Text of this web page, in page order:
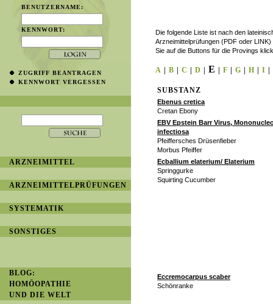
Die folgende Liste ist nach den
Arzneimittelprüfungen (PDF oder
Sie auf die Buttons für die Provings
A B C D E F G H I
SUBSTANZ
Ebenus cretica
Cretan Ebony
EBV Epstein Barr Virus,
infectiosa
Pfeiffersches Drüsenfieber
Morbus Pfeiffer
Ecballium elaterium/ Elaterium
Springgurke
Squirting Cucumber
Eccremocarpus scaber
Schönranke
BENUTZERNAME:
KENNWORT:
ZUGRIFF BEANTRAGEN
KENNWORT VERGESSEN
ARZNEIMITTEL
ARZNEIMITTELPRÜFUNGEN
SYSTEMATIK
SONSTIGES
BLOG:
HOMÖOPATHIE
UND DIE WELT